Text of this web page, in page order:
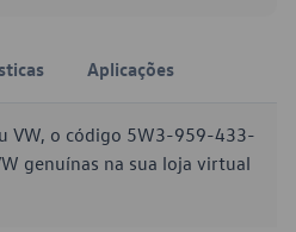
Aplicações
VW, o código 5W3-959-433-
genuínas na sua loja virtual